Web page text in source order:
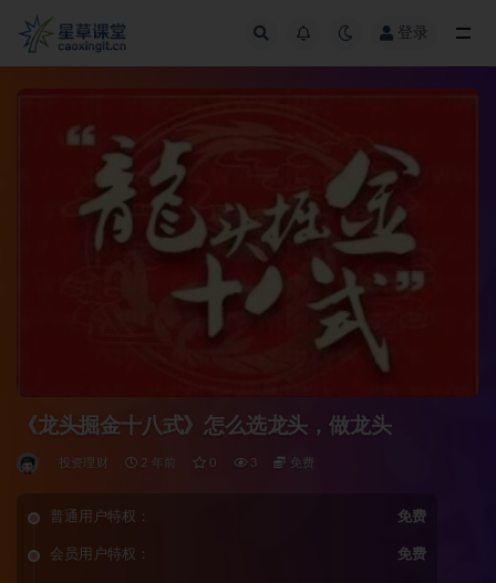
登录
《龙头掘金十八式》怎么选龙头，做龙头
投资理财 2 年前 0 3 免费
普通用户特权： 免费
会员用户特权： 免费